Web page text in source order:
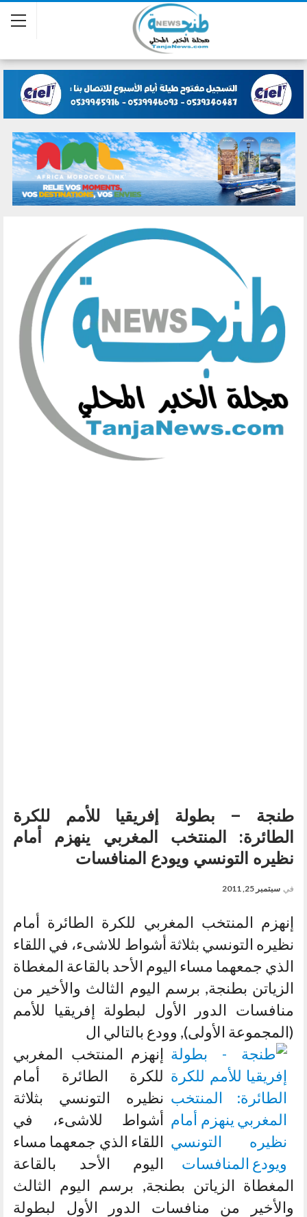
طنجة – بطولة إفريقيا للأمم للكرة
الطائرة: المنتخب المغربي ينهزم أمام
نظيره التونسي ويودع المنافسات
في سبتمبر 25, 2011
إنهزم المنتخب المغربي للكرة الطائرة أمام
نظيره التونسي بثلاثة أشواط للاشىء، في اللقاء
الذي جمعهما مساء اليوم الأحد بالقاعة المغطاة
الزياتن بطنجة, برسم اليوم الثالث والأخير من
منافسات الدور الأول لبطولة إفريقيا للأمم
(المجموعة الأولى), وودع بالتالي ال
إنهزم المنتخب المغربي
للكرة الطائرة أمام
نظيره التونسي بثلاثة
أشواط للاشىء، في
اللقاء الذي جمعهما مساء
اليوم الأحد بالقاعة
المغطاة الزياتن بطنجة, برسم اليوم الثالث
والأخير من منافسات الدور الأول لبطولة